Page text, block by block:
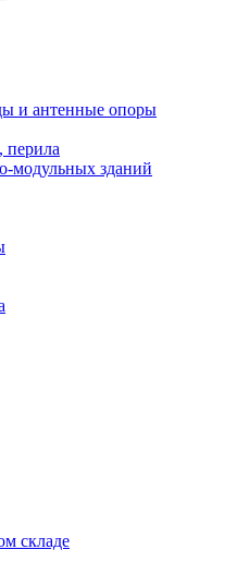
и антенные опоры
перила
модульных зданий
складе